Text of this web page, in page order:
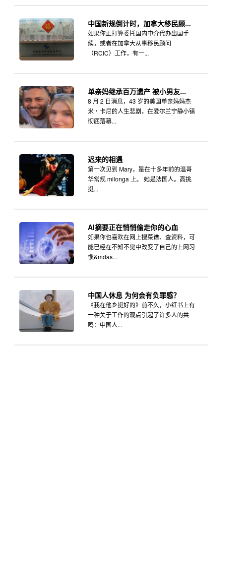
中国新规倒计时，加拿大移民顾...
如果你正打算委托国内中介代办出国手
续，或者在加拿大从事移民顾问
（RCIC）工作，有一...
单亲妈继承百万遗产 被小男友...
8 月 2 日消息，43 岁的美国单亲妈妈杰
米・卡尼的人生悲剧，在爱尔兰宁静小镇
彻底落幕...
迟来的相遇
第一次见到 Mary，是在十多年前的温哥
华常规 milonga 上。 她是法国人。高挑
挺...
AI摘要正在悄悄偷走你的心血
如果你也喜欢在网上搜菜谱、查资料，可
能已经在不知不觉中改变了自己的上网习
惯&mdas...
中国人休息 为何会有负罪感？
《我在他乡挺好的》前不久，小红书上有
一种关于工作的观点引起了许多人的共
鸣：中国人...